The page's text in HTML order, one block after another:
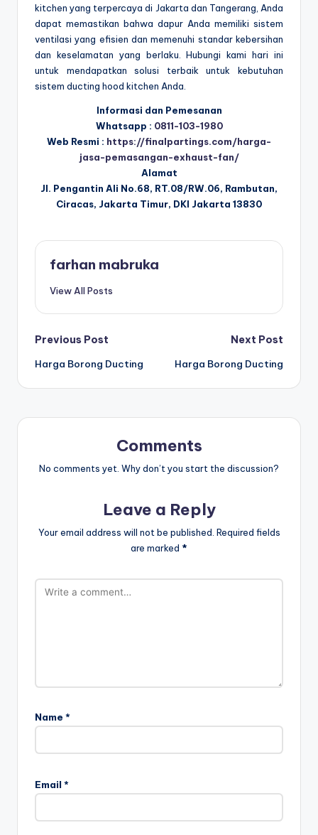
kitchen yang terpercaya di Jakarta dan Tangerang, Anda
dapat memastikan bahwa dapur Anda memiliki sistem
ventilasi yang efisien dan memenuhi standar kebersihan
dan keselamatan yang berlaku. Hubungi kami hari ini
untuk mendapatkan solusi terbaik untuk kebutuhan
sistem ducting hood kitchen Anda.
Informasi dan Pemesanan
Whatsapp : 0811-103-1980
Web Resmi : https://finalpartings.com/harga-
jasa-pemasangan-exhaust-fan/
Alamat
Jl. Pengantin Ali No.68, RT.08/RW.06, Rambutan,
Ciracas, Jakarta Timur, DKI Jakarta 13830
farhan mabruka
View All Posts
Post
navigation
Previous Post
Harga Borong Ducting
Next Post
Harga Borong Ducting
Comments
No comments yet. Why don’t you start the discussion?
Leave a Reply
Your email address will not be published. Required fields
are marked *
Name *
Email *